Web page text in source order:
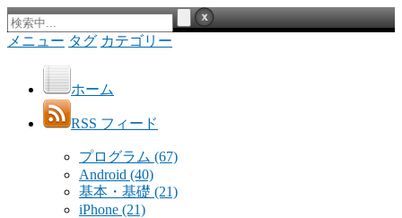
メニュー タグ カテゴリー
ホーム
RSS フィード
プログラム (67)
Android (40)
基本・基礎 (21)
iPhone (21)